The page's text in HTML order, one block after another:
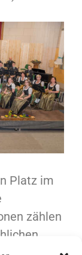
Platz im
zählen